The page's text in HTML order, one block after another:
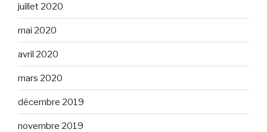
juillet 2020
mai 2020
avril 2020
mars 2020
décembre 2019
novembre 2019